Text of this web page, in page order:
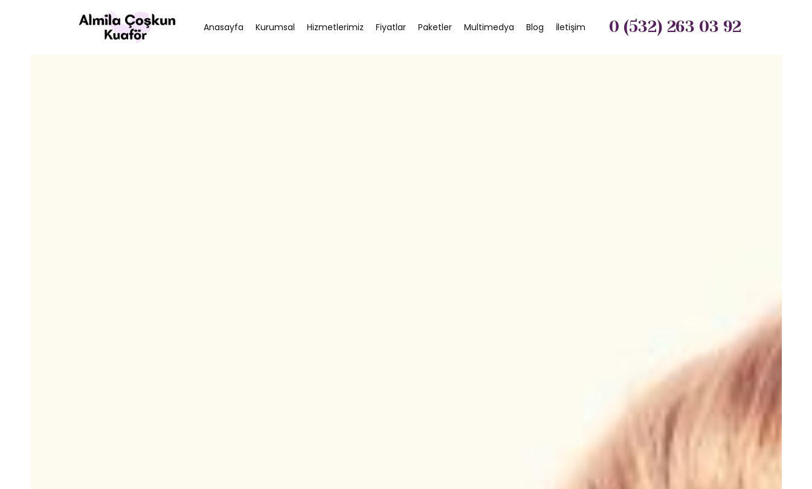
0 (532) 263 03 92
Anasayfa Kurumsal Hizmetlerimiz Fiyatlar Paketler Multimedya Blog İletişim